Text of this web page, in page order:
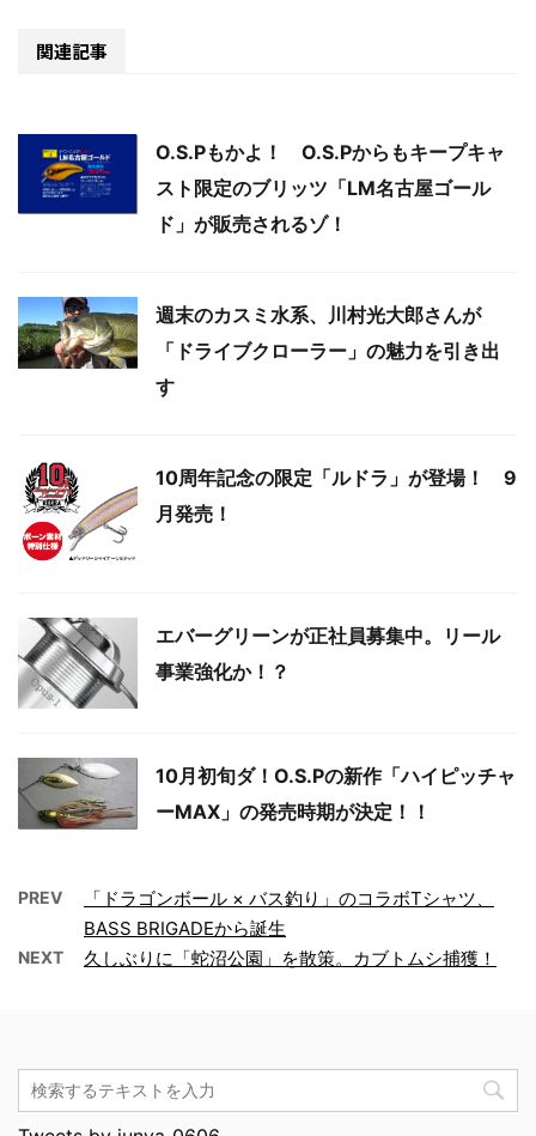
関連記事
O.S.Pもかよ！ O.S.Pからもキープキャ
スト限定のブリッツ「LM名古屋ゴール
ド」が販売されるゾ！
週末のカスミ水系、川村光大郎さんが
「ドライブクローラー」の魅力を引き出
す
10周年記念の限定「ルドラ」が登場！ 9
月発売！
エバーグリーンが正社員募集中。リール
事業強化か！？
10月初旬ダ！O.S.Pの新作「ハイピッチャ
ーMAX」の発売時期が決定！！
PREV
「ドラゴンボール × バス釣り」のコラボTシャツ、
BASS BRIGADEから誕生
NEXT 久しぶりに「蛇沼公園」を散策。カブトムシ捕獲！